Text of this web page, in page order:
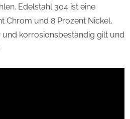
Edelstahl 304 ist eine
Chrom und 8 Prozent Nickel,
korrosionsbeständig gilt und